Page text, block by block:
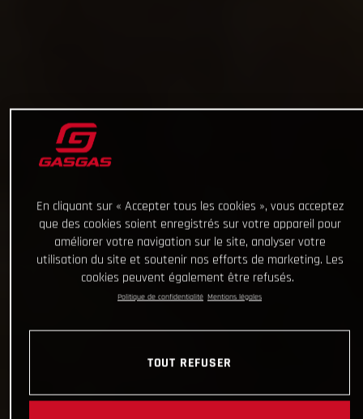
En cliquant sur « Accepter tous les cookies », vous acceptez
que des cookies soient enregistrés sur votre appareil pour
améliorer votre navigation sur le site, analyser votre
utilisation du site et soutenir nos efforts de marketing. Les
cookies peuvent également être refusés.
Politique de confidentialité Mentions légales
TOUT REFUSER